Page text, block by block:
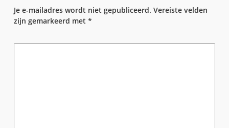
Je e-mailadres wordt niet gepubliceerd. Vereiste velden
zijn gemarkeerd met*